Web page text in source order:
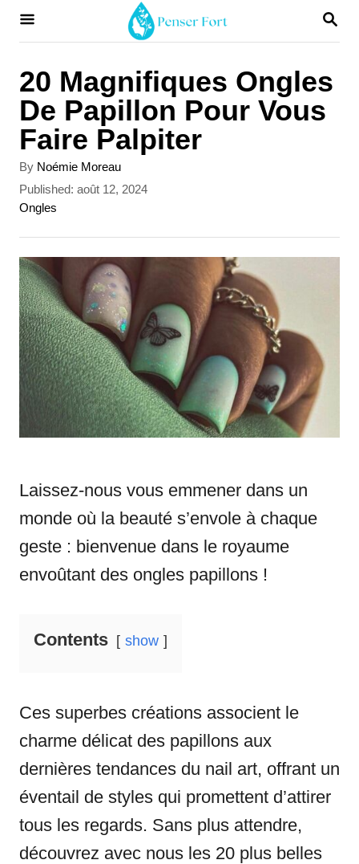
S
C
H
20 Magnifiques Ongles
De Papillon Pour Vous
Faire Palpiter
By A
u
t
o
r
Noémie Moreau
P
o
e
d
o
n
Published: août 12, 2024
C
e
g
o
r
i
e
s
Ongles
Laissez-nous vous emmener dans un
monde où la beauté s’envole à chaque
geste : bienvenue dans le royaume
envoûtant des ongles papillons !
Contents show
Ces superbes créations associent le
charme délicat des papillons aux
dernières tendances du nail art, offrant un
éventail de styles qui promettent d’attirer
tous les regards. Sans plus attendre,
découvrez avec nous les 20 plus belles